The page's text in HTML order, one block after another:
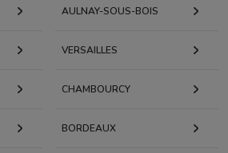
AULNAY-SOUS-BOIS
VERSAILLES
CHAMBOURCY
BORDEAUX